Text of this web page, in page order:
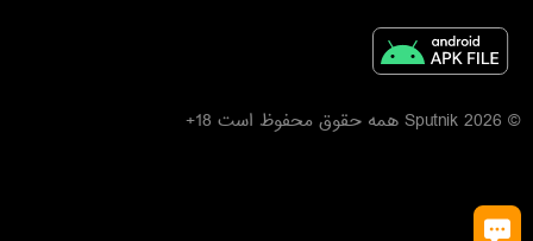
© 2026 Sputnik همه حقوق محفوظ است 18+